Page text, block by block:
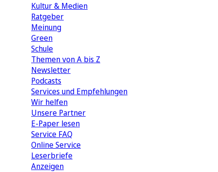
Kultur & Medien
Ratgeber
Meinung
Green
Schule
Themen von A bis Z
Newsletter
Podcasts
Services und Empfehlungen
Wir helfen
Unsere Partner
E-Paper lesen
Service FAQ
Online Service
Leserbriefe
Anzeigen